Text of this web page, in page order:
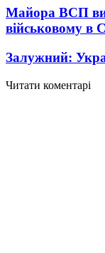
Майора ВСП
військовому в
Залужний:
Читати коментарі